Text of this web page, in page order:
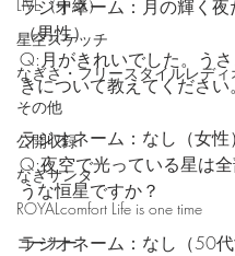
LIVE（中継）
星空スケッチ
なぎさ・フリースタイルレディ
その他
公開収録
なぎサンタ
ROYALcomfort Life is one time
コーナー
ラジオネーム：月の輝く夜
（男性）
Q:月がきれいでした。う
きについて教えてください
ラジオネーム：なし（女性）
Q:夜空で光っている星は
うな恒星ですか？
ラジオネーム：なし（50代